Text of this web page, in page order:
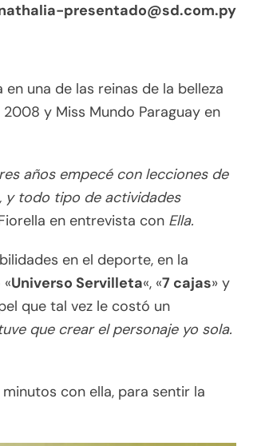
presentado@sd.com.py
una de las reinas de la belleza
y Miss Mundo Paraguay en
años empecé con lecciones de
y todo tipo de actividades
en entrevista con Ella.
en el deporte, en la
Universo Servilleta«, «7 cajas» y
que tal vez le costó un
que crear el personaje yo sola.
con ella, para sentir la